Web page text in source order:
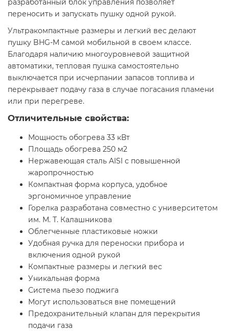
разработанный блок управления позволяет
переносить и запускать пушку одной рукой.
Ультракомпактные размеры и легкий вес делают
пушку BHG-M самой мобильной в своем классе.
Благодаря наличию многоуровневой защитной
автоматики, тепловая пушка самостоятельно
выключается при исчерпании запасов топлива и
перекрывает подачу газа в случае погасания пламени
или при перегреве.
Отличительные свойства:
Мощность обогрева 33 кВт
Площадь обогрева 250 м2
Нержавеющая сталь AISI с повышенной
жаропрочностью
Компактная форма корпуса, удобное
эргономичное управление
Горелка разработана совместно с университетом
им. М. Т. Калашникова
Облегченные пластиковые ножки
Удобная ручка для переноски прибора и
включения одной рукой
Компактные размеры и легкий вес
Уникальная форма
Система пьезо поджига
Могут использоваться вне помещений
Предохранительный клапан для перекрытия
подачи газа